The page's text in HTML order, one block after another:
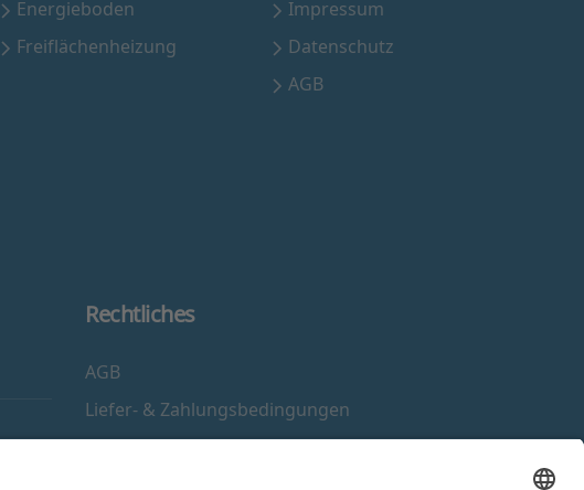
Energieboden
Freiflächenheizung
Impressum
Datenschutz
AGB
Rechtliches
AGB
Liefer- & Zahlungsbedingungen